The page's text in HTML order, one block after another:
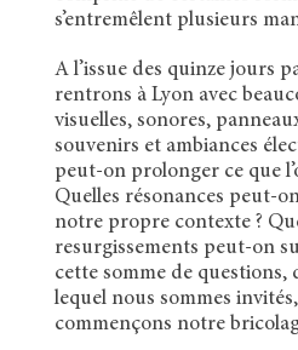
s’entremêlent plusieurs
A l’issue des quinze jours
rentrons à Lyon avec
visuelles, sonores,
souvenirs et ambiances
peut-on prolonger ce que
Quelles résonances peut-
notre propre contexte ?
resurgissements peut-on
cette somme de questions,
lequel nous sommes
commençons notre